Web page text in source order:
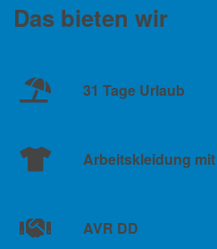
Das bieten wir
31 Tage Urlaub
Arbeitskleidung
AVR DD